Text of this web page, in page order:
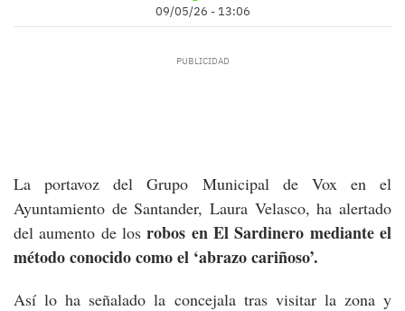
09/05/26 - 13:06
La portavoz del Grupo Municipal de Vox en el
Ayuntamiento de Santander, Laura Velasco, ha alertado
del aumento de losrobos en El Sardinero mediante el
método conocido como el ‘abrazo cariñoso’.
Así lo ha señalado la concejala tras visitar la zona y